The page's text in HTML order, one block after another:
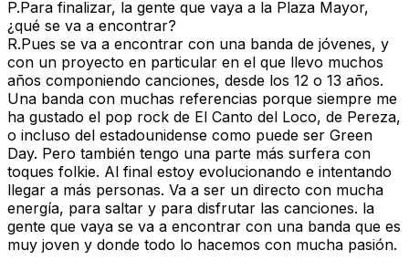
P.Para finalizar, la gente que vaya a la Plaza Mayor,
¿qué se va a encontrar?
R.Pues se va a encontrar con una banda de jóvenes, y
con un proyecto en particular en el que llevo muchos
años componiendo canciones, desde los 12 o 13 años.
Una banda con muchas referencias porque siempre me
ha gustado el pop rock de El Canto del Loco, de Pereza,
o incluso del estadounidense como puede ser Green
Day. Pero también tengo una parte más surfera con
toques folkie. Al final estoy evolucionando e intentando
llegar a más personas. Va a ser un directo con mucha
energía, para saltar y para disfrutar las canciones. la
gente que vaya se va a encontrar con una banda que es
muy joven y donde todo lo hacemos con mucha pasión.